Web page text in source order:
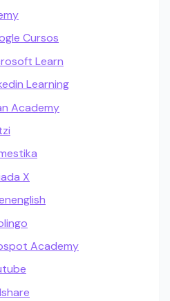
Cursos
Learn
Learning
Academy
X
Academy